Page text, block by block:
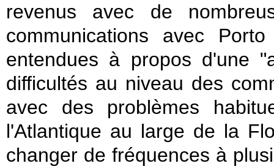
revenus avec de
communications avec
entendues à propos d'une
difficultés au niveau des
avec des problèmes
l'Atlantique au large de la
changer de fréquences à